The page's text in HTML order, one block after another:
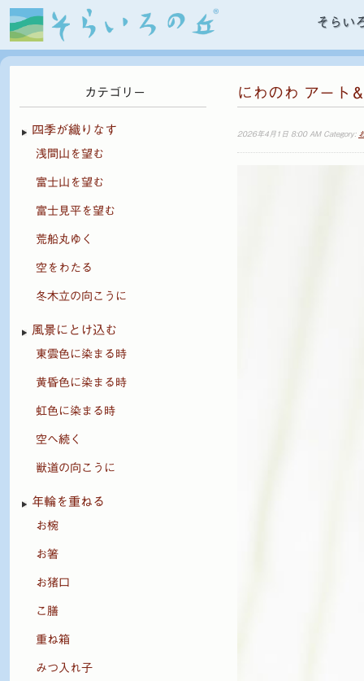
そらい
にわのわ アート
2026年4月1日 8:00 AM Category:
カテゴリー
四季が織りなす
浅間山を望む
富士山を望む
富士見平を望む
荒船丸ゆく
空をわたる
冬木立の向こうに
風景にとけ込む
東雲色に染まる時
黄昏色に染まる時
虹色に染まる時
空へ続く
獣道の向こうに
年輪を重ねる
お椀
お箸
お猪口
こ膳
重ね箱
みつ入れ子